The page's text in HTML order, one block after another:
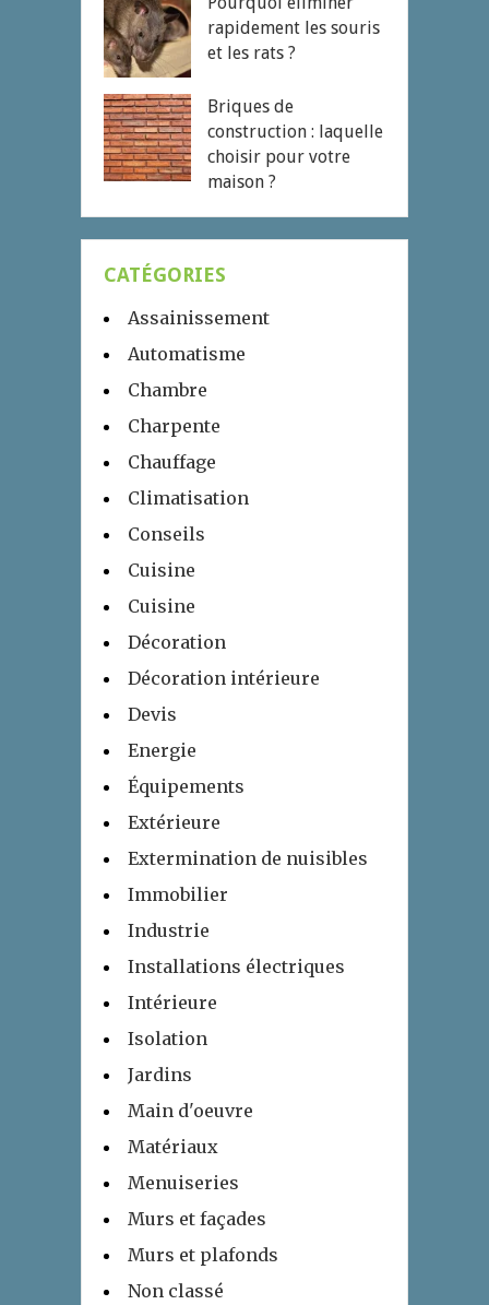
rapidement les souris
et les rats ?
Briques de
construction : laquelle
choisir pour votre
maison ?
CATÉGORIES
Assainissement
Automatisme
Chambre
Charpente
Chauffage
Climatisation
Conseils
Cuisine
Cuisine
Décoration
Décoration intérieure
Devis
Energie
Équipements
Extérieure
Extermination de nuisibles
Immobilier
Industrie
Installations électriques
Intérieure
Isolation
Jardins
Main d'oeuvre
Matériaux
Menuiseries
Murs et façades
Murs et plafonds
Non classé